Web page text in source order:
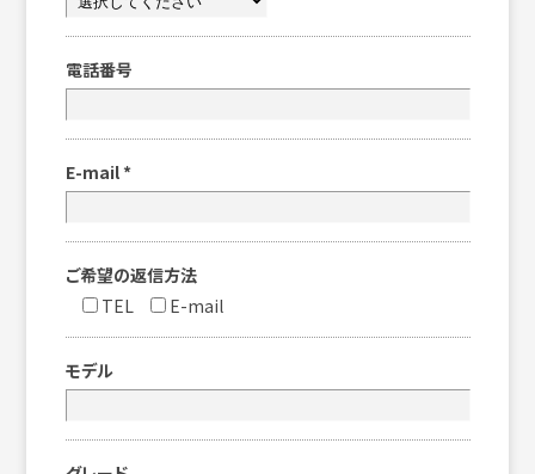
電話番号
E-mail *
ご希望の返信方法
TEL
E-mail
モデル